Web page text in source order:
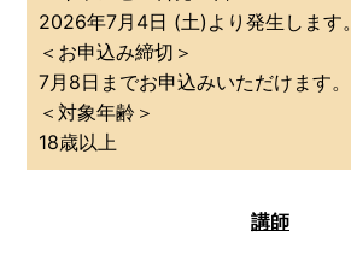
2026年7月4日 (土)より発生します。
＜お申込み締切＞
7月8日までお申込みいただけます。
＜対象年齢＞
18歳以上
講師